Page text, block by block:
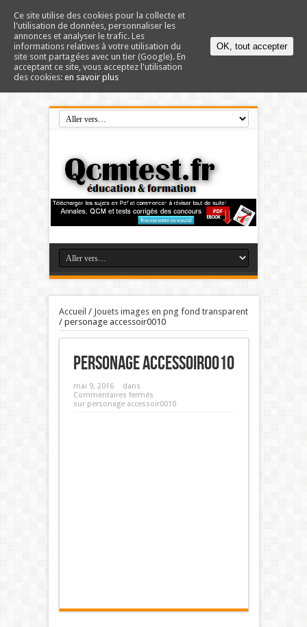
Accueil / Jouets images en png fond transparent
/ personage accessoir0010
personage accessoir0010
mai 9, 2016
dans
Commentaires fermés
sur personage accessoir0010
Ce site utilise des cookies pour la collecte et
l'utilisation de données, personnaliser les
annonces et analyser le trafic. Les
informations relatives à votre utilisation du
site sont partagées avec un tier (Google). En
acceptant ce site, vous acceptez l'utilisation
des cookies: en savoir plus
OK, tout accepter